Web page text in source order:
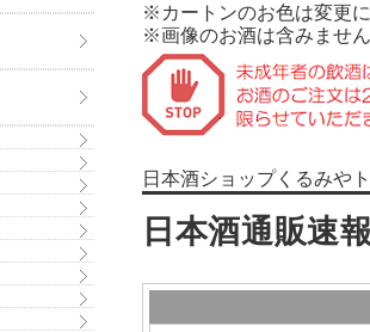
※カートンのお色は変更
※画像のお酒は含みませ
日本酒ショップくるみや